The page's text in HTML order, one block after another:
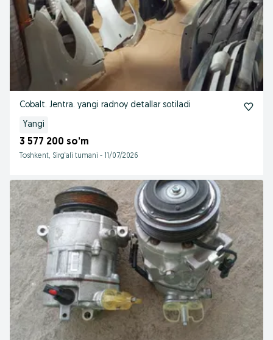
Cobalt. Jentra. yangi radnoy detallar sotiladi
Yangi
3 577 200 so’m
Toshkent, Sirg‘ali tumani - 11/07/2026